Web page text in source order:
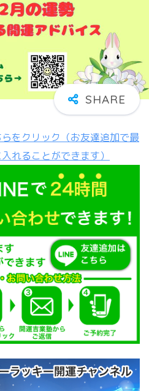
をクリック（お友達追加で最
れることができます）